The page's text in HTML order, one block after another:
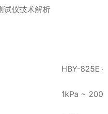
试仪技术解析
HBY-825E
1kPa ~